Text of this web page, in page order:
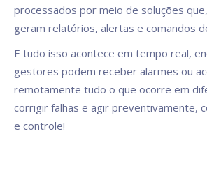
processados por meio de soluções
geram relatórios, alertas e comandos
E tudo isso acontece em tempo real,
gestores podem receber alarmes ou
remotamente tudo o que ocorre em
corrigir falhas e agir preventivamente,
e controle!